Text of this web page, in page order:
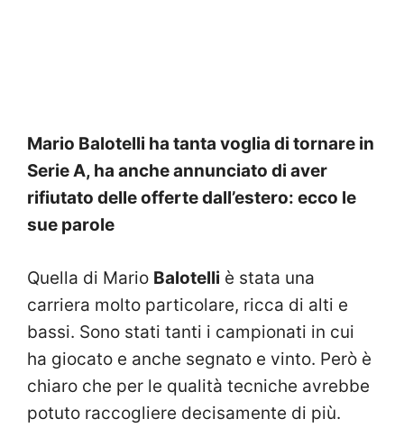
Mario Balotelli ha tanta voglia di tornare in
Serie A, ha anche annunciato di aver
rifiutato delle offerte dall’estero: ecco le
sue parole
Quella di Mario Balotelli è stata una
carriera molto particolare, ricca di alti e
bassi. Sono stati tanti i campionati in cui
ha giocato e anche segnato e vinto. Però è
chiaro che per le qualità tecniche avrebbe
potuto raccogliere decisamente di più.